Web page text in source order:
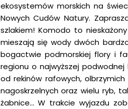
ekosystemów morskich na
Nowych Cudów Natury.
szlakiem! Komodo to
mieszają się wody dwóch
bogactwie podmorskiej flory i
regionu o najwyższej
od rekinów rafowych,
nagoskrzelnych oraz wielu ryb,
żabnice… W trakcie wyjazdu